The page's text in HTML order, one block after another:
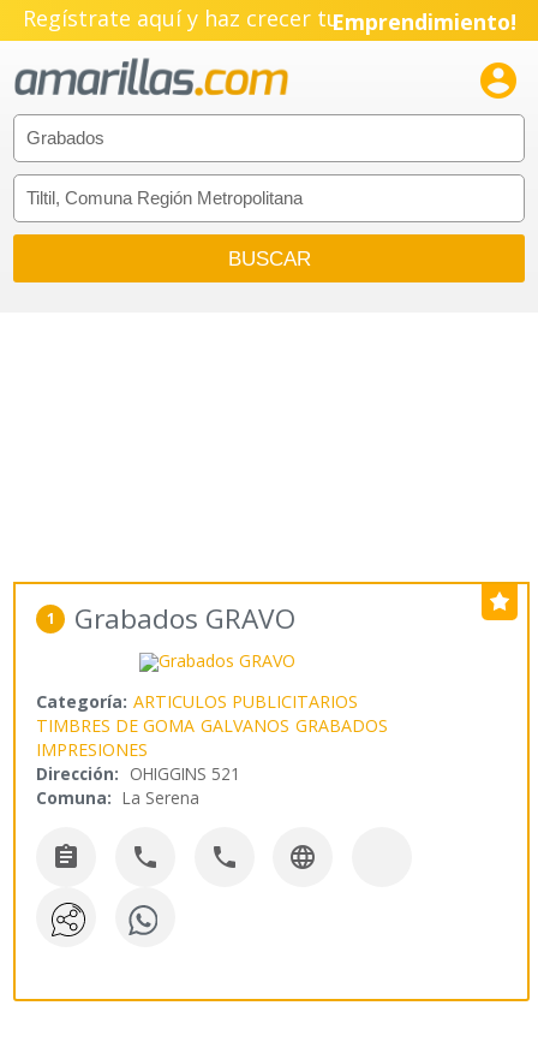
Regístrate aquí y haz crecer tuEmprendimiento!

1 Grabados GRAVO
Categoría: ARTICULOS PUBLICITARIOS
TIMBRES DE GOMA GALVANOS GRABADOS
IMPRESIONES
Dirección: OHIGGINS 521
Comuna: La Serena
   